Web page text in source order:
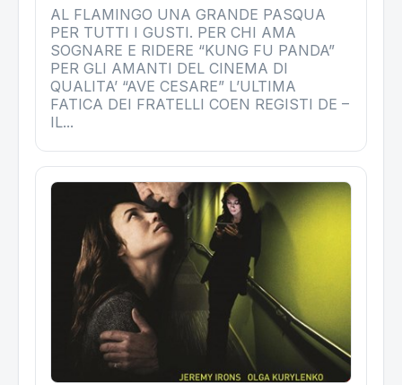
AL FLAMINGO UNA GRANDE PASQUA
PER TUTTI I GUSTI. PER CHI AMA
SOGNARE E RIDERE “KUNG FU PANDA”
PER GLI AMANTI DEL CINEMA DI
QUALITA’ “AVE CESARE” L’ULTIMA
FATICA DEI FRATELLI COEN REGISTI DE –
IL...